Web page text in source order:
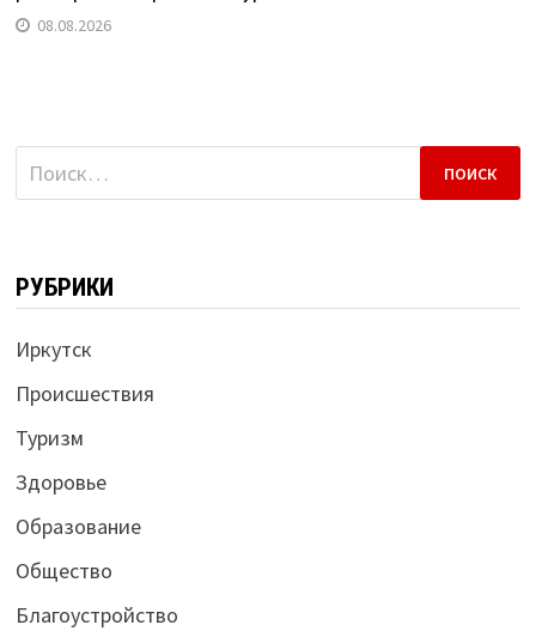
08.08.2026
Найти:
РУБРИКИ
Иркутск
Происшествия
Туризм
Здоровье
Образование
Общество
Благоустройство